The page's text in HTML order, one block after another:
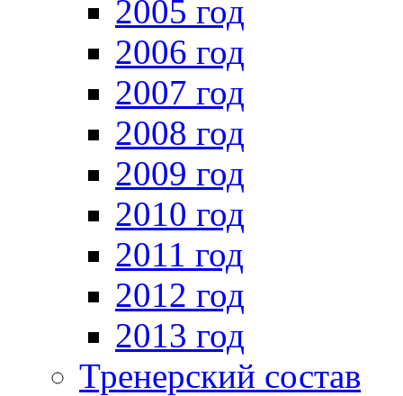
2005 год
2006 год
2007 год
2008 год
2009 год
2010 год
2011 год
2012 год
2013 год
Тренерский состав